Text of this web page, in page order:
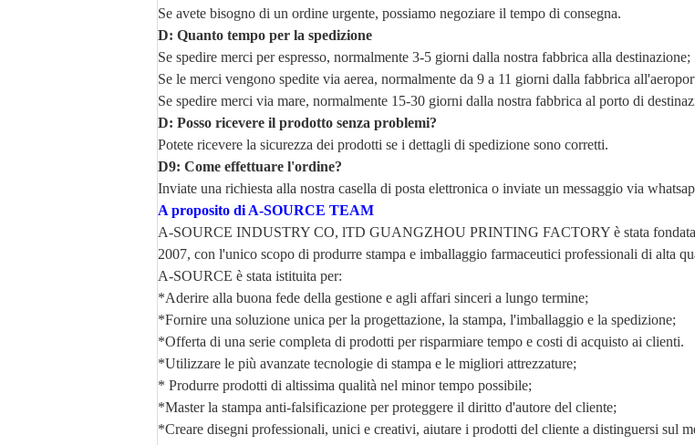
Se avete bisogno di un ordine urgente, possiamo negoziare il tempo di consegna.
D: Quanto tempo per la spedizione
Se spedire merci per espresso, normalmente 3-5 giorni dalla nostra fabbrica alla destinazione;
Se le merci vengono spedite via aerea, normalmente da 9 a 11 giorni dalla fabbrica
Se spedire merci via mare, normalmente 15-30 giorni dalla nostra fabbrica al porto di
D: Posso ricevere il prodotto senza problemi?
Potete ricevere la sicurezza dei prodotti se i dettagli di spedizione sono corretti.
D9: Come effettuare l'ordine?
Inviate una richiesta alla nostra casella di posta elettronica o inviate un messaggio via
A proposito di A-SOURCE TEAM
A-SOURCE INDUSTRY CO, lTD GUANGZHOU PRINTING FACTORY è stata
2007, con l'unico scopo di produrre stampa e imballaggio farmaceutici professionali di alta
A-SOURCE è stata istituita per:
*Aderire alla buona fede della gestione e agli affari sinceri a lungo termine;
*Fornire una soluzione unica per la progettazione, la stampa, l'imballaggio e la spedizione;
*Offerta di una serie completa di prodotti per risparmiare tempo e costi di acquisto ai clienti.
*Utilizzare le più avanzate tecnologie di stampa e le migliori attrezzature;
* Produrre prodotti di altissima qualità nel minor tempo possibile;
*Master la stampa anti-falsificazione per proteggere il diritto d'autore del cliente;
*Creare disegni professionali, unici e creativi, aiutare i prodotti del cliente a distinguersi sul